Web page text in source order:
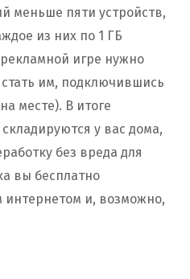
меньше пяти устройств,
из них по 1 ГБ
игре нужно
им, подключившись
месте). В итоге
у вас дома,
без вреда для
вы бесплатно
интернетом и, возможно,